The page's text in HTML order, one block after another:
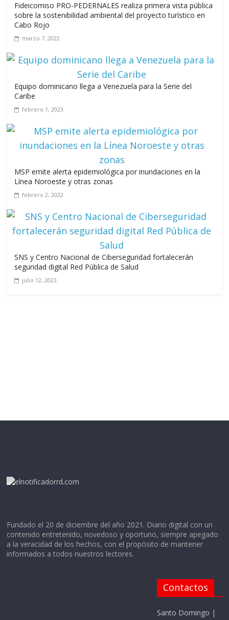
Leonel Fernández y la última oportunidad de los políticos de
carrera
agosto 3, 2026
Fideicomiso PRO-PEDERNALES realiza primera vista pública
sobre la sostenibilidad ambiental del proyecto turístico en
Cabo Rojo ​​​​​​​
marzo 7, 2022
Equipo dominicano llega a Venezuela para la Serie del
Caribe
febrero 1, 2023
MSP emite alerta epidemiológica por inundaciones en la
Línea Noroeste y otras zonas
febrero 2, 2022
SNS y Centro Nacional de Ciberseguridad fortalecerán
seguridad digital Red Pública de Salud
julio 12, 2023
Fundado el 20 de diciembre del año 2021. Diario digital con un
contenido entretenido, novedoso y oportuno, siempre apegado
a la veracidad de los hechos, con el propósito de mantener
informados a todos nuestros lectores.
Contactos
Santo Domingo |